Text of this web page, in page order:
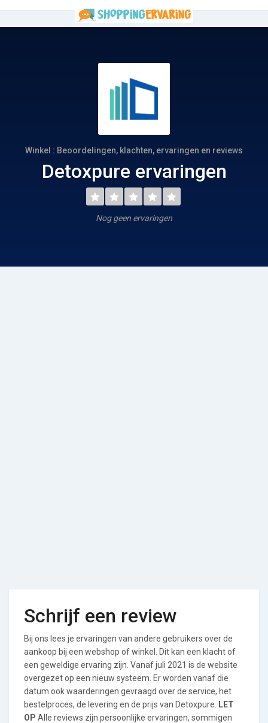
Winkel : Beoordelingen, klachten, ervaringen en reviews
Detoxpure ervaringen
Nog geen ervaringen
Schrijf een review
Bij ons lees je ervaringen van andere gebruikers over de
aankoop bij een webshop of winkel. Dit kan een klacht of
een geweldige ervaring zijn. Vanaf juli 2021 is de website
overgezet op een nieuw systeem. Er worden vanaf die
datum ook waarderingen gevraagd over de service, het
bestelproces, de levering en de prijs van Detoxpure.
LET
OP Alle reviews zijn persoonlijke ervaringen, sommigen